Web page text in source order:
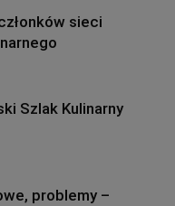
sieci
Szlak Kulinarny
problemy –